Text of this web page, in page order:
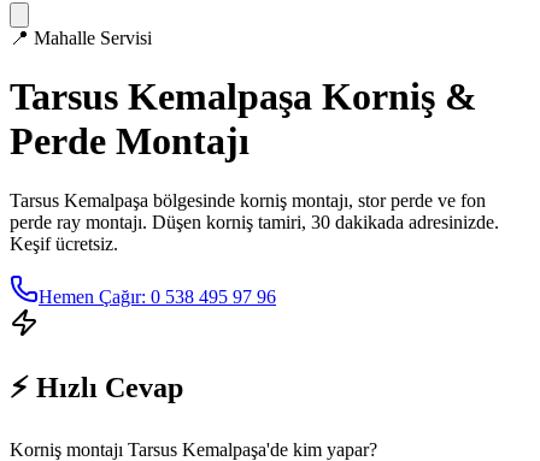
📍 Mahalle Servisi
Tarsus Kemalpaşa Korniş &
Perde Montajı
Tarsus Kemalpaşa bölgesinde korniş montajı, stor perde ve fon
perde ray montajı. Düşen korniş tamiri, 30 dakikada adresinizde.
Keşif ücretsiz.
Hemen Çağır: 0 538 495 97 96
⚡ Hızlı Cevap
Korniş montajı Tarsus Kemalpaşa'de kim yapar?